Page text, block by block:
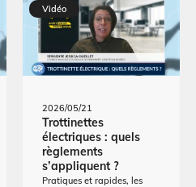
Vidéo
2026/05/21
Trottinettes
électriques : quels
règlements
s’appliquent ?
Pratiques et rapides, les